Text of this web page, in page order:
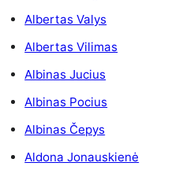
Albertas Valys
Albertas Vilimas
Albinas Jucius
Albinas Pocius
Albinas Čepys
Aldona Jonauskienė